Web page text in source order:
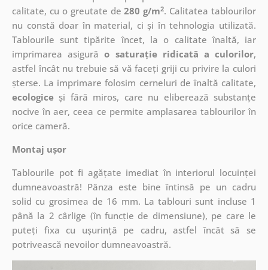
calitate, cu o greutate de280 g/m2. Calitatea tablourilor
nu constă doar în material, ci și în tehnologia utilizată.
Tablourile sunt tipărite încet, la o calitate înaltă, iar
imprimarea asigurăo saturație ridicată a culorilor,
astfel încât nu trebuie să vă faceți griji cu privire la culori
șterse. La imprimare folosim cerneluri de înaltă calitate,
ecologiceși fără miros, care nu eliberează substanțe
nocive în aer, ceea ce permite amplasarea tablourilor în
orice cameră.
Montaj ușor
Tablourile pot fi agățate imediat în interiorul locuinței
dumneavoastră! Pânza este bine întinsă pe un cadru
solid cu grosimea de 16 mm. La tablouri sunt incluse 1
până la 2 cârlige (în funcție de dimensiune), pe care le
puteți fixa cu ușurință pe cadru, astfel încât să se
potrivească nevoilor dumneavoastră.